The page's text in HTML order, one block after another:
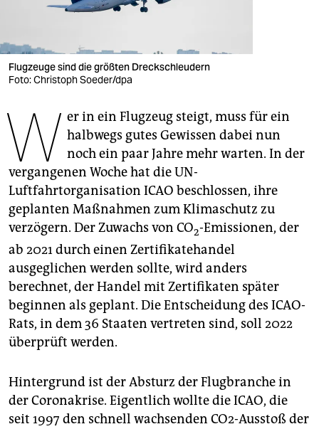
shop
fragen & hilfe
unterstützen
abo
genossenschaft
epaper login
Flugzeuge sind die größten Dreckschleudern
Foto: Christoph Soeder/dpa
W er in ein Flugzeug steigt, muss für ein
halbwegs gutes Gewissen dabei nun
noch ein paar Jahre mehr warten. In der
vergangenen Woche hat die UN-
Luftfahrtorganisation ICAO beschlossen, ihre
geplanten Maßnahmen zum Klimaschutz zu
verzögern. Der Zuwachs von CO2-Emissionen, der
ab 2021 durch einen Zertifikatehandel
ausgeglichen werden sollte, wird anders
berechnet, der Handel mit Zertifikaten später
beginnen als geplant. Die Entscheidung des ICAO-
Rats, in dem 36 Staaten vertreten sind, soll 2022
überprüft werden.
Hintergrund ist der Absturz der Flugbranche in
der Coronakrise. Eigentlich wollte die ICAO, die
seit 1997 den schnell wachsenden CO2-Ausstoß der